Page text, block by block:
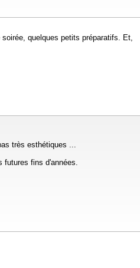
quelques petits préparatifs. Et,
très esthétiques ...
futures fins d'années.